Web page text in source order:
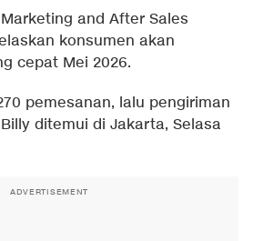
and After Sales
konsumen akan
cepat Mei 2026.
pemesanan, lalu pengiriman
ditemui di Jakarta, Selasa
ADVERTISEMENT